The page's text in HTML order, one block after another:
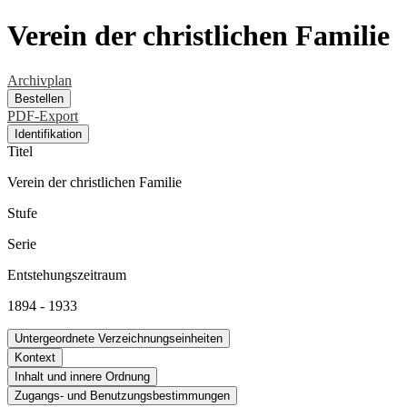
Verein der christlichen Familie
Archivplan
Bestellen
PDF-Export
Identifikation
Titel
Verein der christlichen Familie
Stufe
Serie
Entstehungszeitraum
1894 - 1933
Untergeordnete Verzeichnungseinheiten
Kontext
Inhalt und innere Ordnung
Zugangs- und Benutzungsbestimmungen